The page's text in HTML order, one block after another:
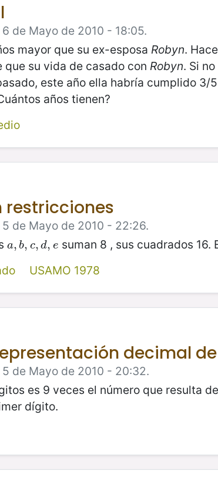
de Mayo de 2010 - 18:05.
mayor que su ex-esposa Robyn.
que su vida de casado con Robyn. Si
este año ella habría cumplido 3/
años tienen?
restricciones
de Mayo de 2010 - 22:26.
a, b, c, d, e
a,b,c,d,e suman 8 , sus cuadrados
USAMO 1978
decimal
de Mayo de 2010 - 20:32.
es 9 veces el número que resulta
dígito.